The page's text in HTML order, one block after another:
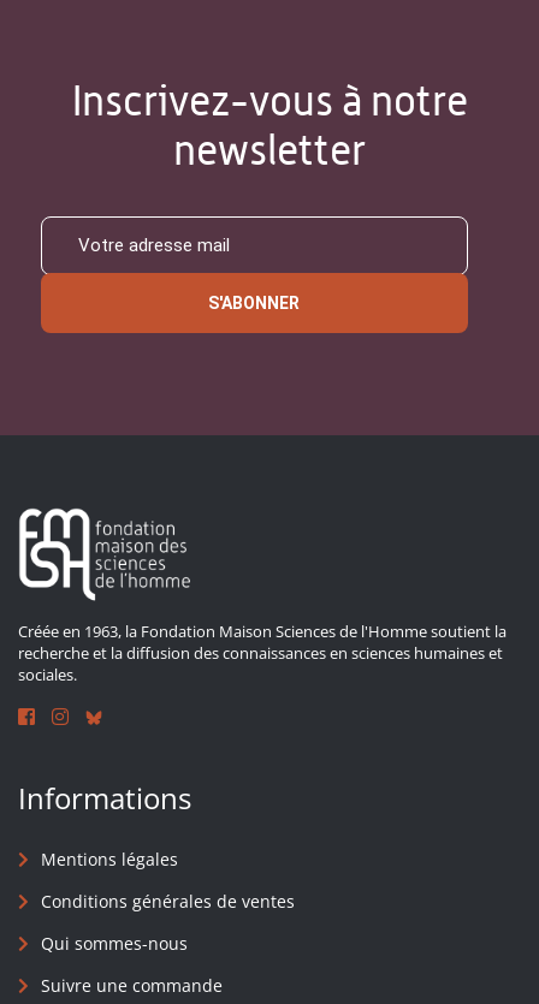
Inscrivez-vous à notre
newsletter
S'ABONNER
Créée en 1963, la Fondation Maison Sciences de l'Homme soutient la
recherche et la diffusion des connaissances en sciences humaines et
sociales.
Informations
Mentions légales
Conditions générales de ventes
Qui sommes-nous
Suivre une commande